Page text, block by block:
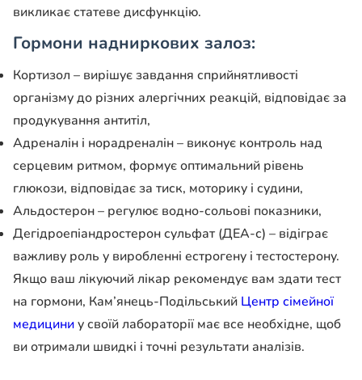
викликає статеве дисфункцію.
Гормони надниркових залоз:
Кортизол – вирішує завдання сприйнятливості
організму до різних алергічних реакцій, відповідає за
продукування антитіл,
Адреналін і норадреналін – виконує контроль над
серцевим ритмом, формує оптимальний рівень
глюкози, відповідає за тиск, моторику і судини,
Альдостерон – регулює водно-сольові показники,
Дегідроепіандростерон сульфат (ДЕА-с) – відіграє
важливу роль у виробленні естрогену і тестостерону.
Якщо ваш лікуючий лікар рекомендує вам здати тест
на гормони, Кам’янець-Подільський Центр сімейної
медициниу своїй лабораторії має все необхідне, щоб
ви отримали швидкі і точні результати аналізів.